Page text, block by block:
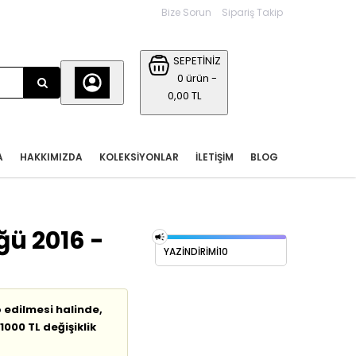
Bize Sorun Sipariş Takip
SEPETİNİZ
0 ürün -
0,00 TL
BLOG
İLETIŞIM
KOLEKSIYONLAR
HAKKIMIZDA
2016 -
halinde,
TL değişiklik
YAZİNDİRİMİ10